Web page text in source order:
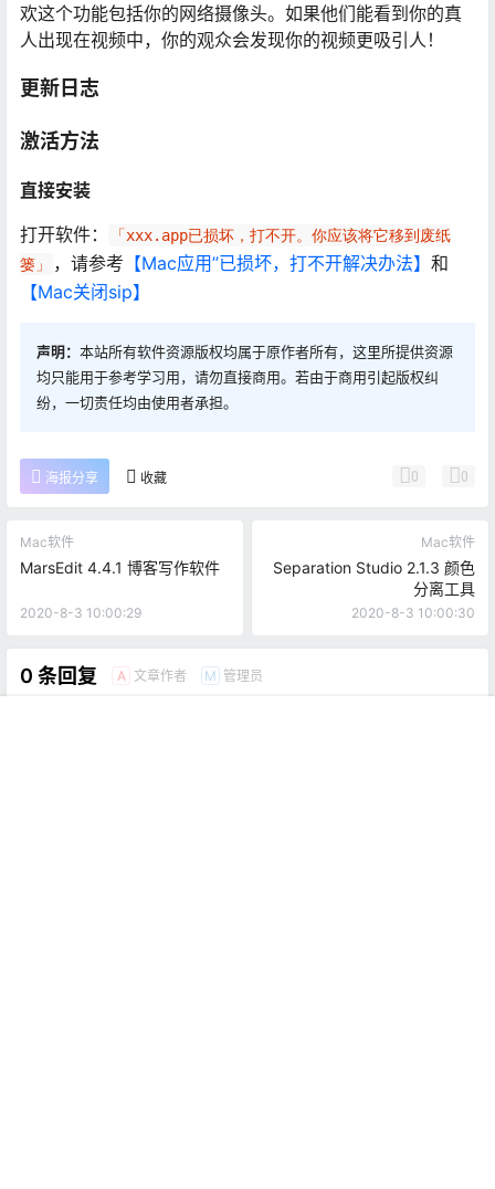
欢这个功能包括你的网络摄像头。如果他们能看到你的真
人出现在视频中，你的观众会发现你的视频更吸引人！
更新日志
激活方法
直接安装
打开软件：
「xxx.app已损坏，打不开。你应该将它移到废纸
篓」
，请参考 【Mac应用”已损坏，打不开解决办法】 和
【Mac关闭sip】
声明： 本站所有软件资源版权均属于原作者所有，这里所提供资源
均只能用于参考学习用，请勿直接商用。若由于商用引起版权纠
纷，一切责任均由使用者承担。
海报分享 收藏 0 0
Mac软件
MarsEdit 4.4.1 博客写作软件
2020-8-3 10:00:29
Mac软件
Separation Studio 2.1.3 颜色
分离工具
2020-8-3 10:00:30
0 条回复 A 文章作者 M 管理员